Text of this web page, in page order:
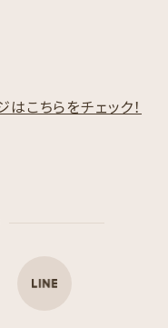
こちらをチェック！